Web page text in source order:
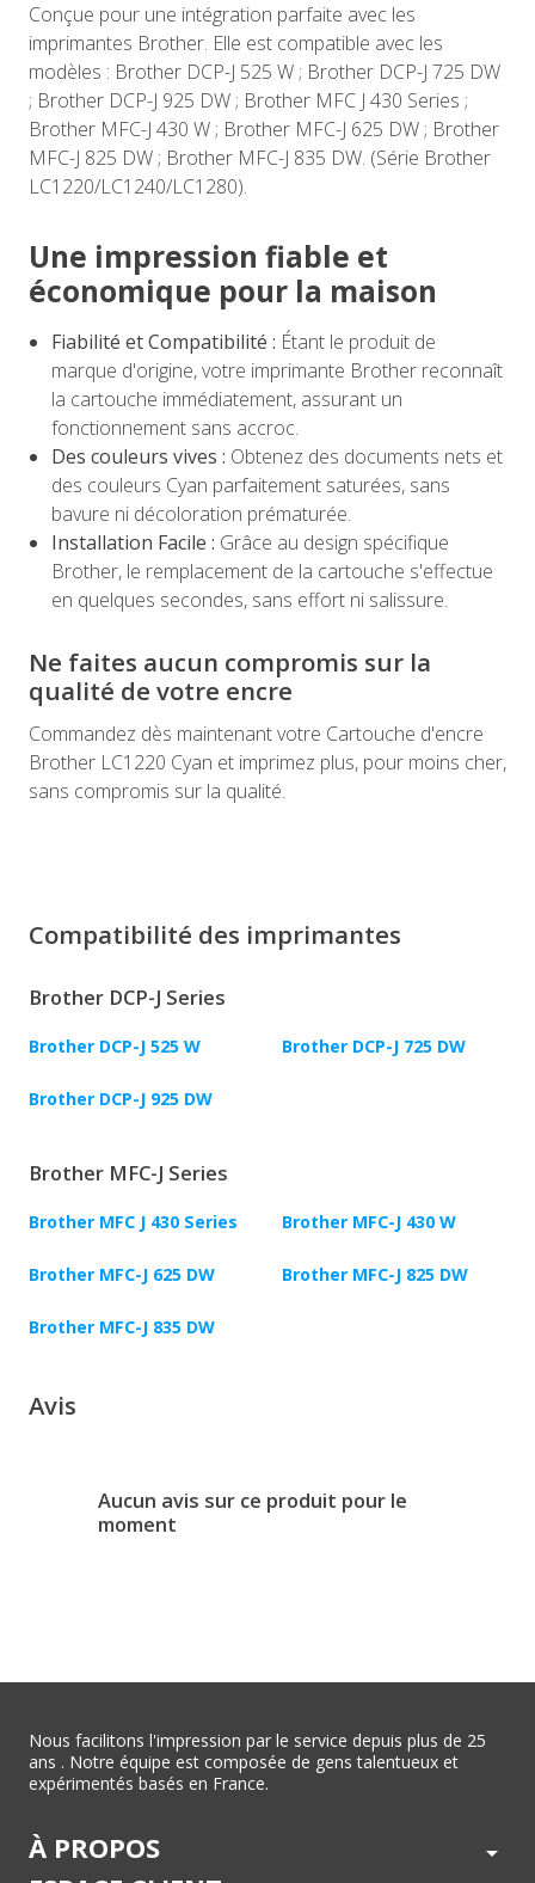
Conçue pour une intégration parfaite avec les
imprimantes Brother. Elle est compatible avec les
modèles : Brother DCP-J 525 W ; Brother DCP-J 725 DW
; Brother DCP-J 925 DW ; Brother MFC J 430 Series ;
Brother MFC-J 430 W ; Brother MFC-J 625 DW ; Brother
MFC-J 825 DW ; Brother MFC-J 835 DW. (Série Brother
LC1220/LC1240/LC1280).
Une impression fiable et
économique pour la maison
Fiabilité et Compatibilité : Étant le produit de
marque d'origine, votre imprimante Brother reconnaît
la cartouche immédiatement, assurant un
fonctionnement sans accroc.
Des couleurs vives : Obtenez des documents nets et
des couleurs Cyan parfaitement saturées, sans
bavure ni décoloration prématurée.
Installation Facile : Grâce au design spécifique
Brother, le remplacement de la cartouche s'effectue
en quelques secondes, sans effort ni salissure.
Ne faites aucun compromis sur la
qualité de votre encre
Commandez dès maintenant votre Cartouche d'encre
Brother LC1220 Cyan et imprimez plus, pour moins cher,
sans compromis sur la qualité.
Compatibilité des imprimantes
Brother DCP-J Series
Brother DCP-J 525 W Brother DCP-J 725 DW
Brother DCP-J 925 DW
Brother MFC-J Series
Brother MFC J 430 Series Brother MFC-J 430 W
Brother MFC-J 625 DW Brother MFC-J 825 DW
Brother MFC-J 835 DW
Avis
Aucun avis sur ce produit pour le
moment
Nous facilitons l'impression par le service depuis plus de 25
ans . Notre équipe est composée de gens talentueux et
expérimentés basés en France.
À PROPOS arrow_drop_down